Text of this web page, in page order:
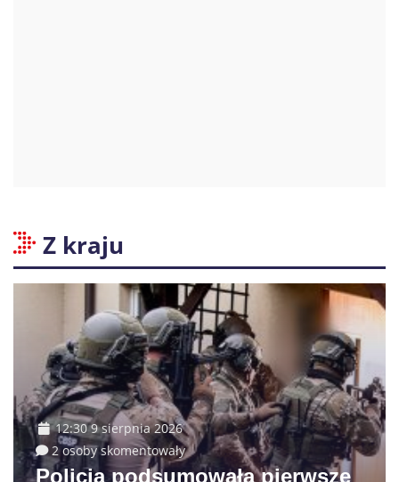
Z kraju
12:30 9 sierpnia 2026
2 osoby skomentowały
Policja podsumowała pierwsze